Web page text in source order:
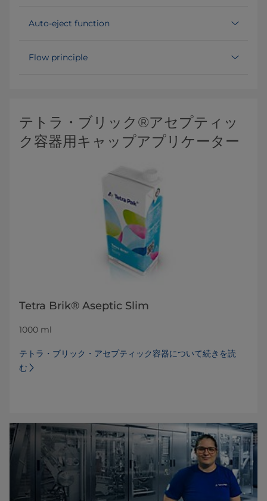
Auto-eject function
Flow principle
テトラ・ブリック®アセプティッ
ク容器用キャップアプリケーター
Tetra Brik® Aseptic Slim
1000 ml
テトラ・ブリック・アセプティック容器について続きを読
む